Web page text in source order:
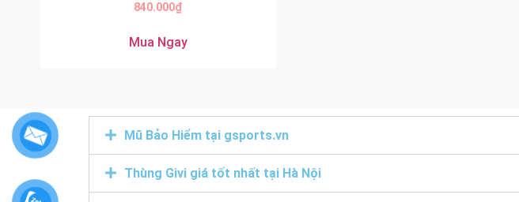
840.000₫
Mua Ngay
Mũ Bảo Hiểm tại gsports.vn
Thùng Givi giá tốt nhất tại Hà Nội